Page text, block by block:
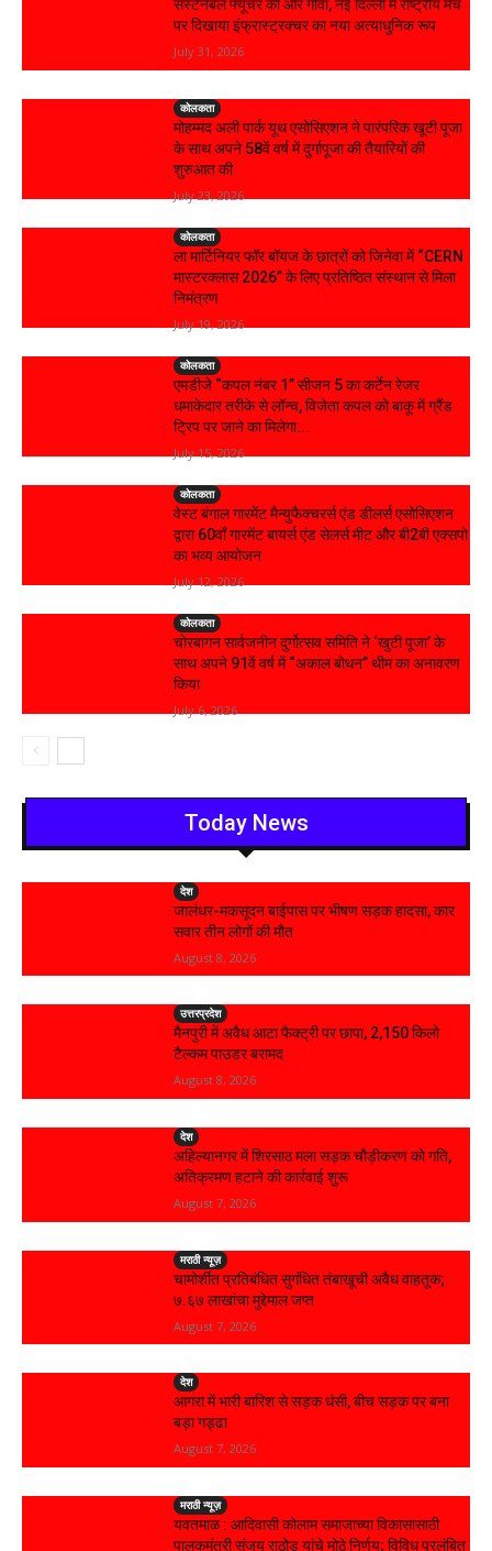
सस्टेनेबल फ्यूचर की ओर गोवा, नई दिल्ली में राष्ट्रीय मंच
पर दिखाया इंफ्रास्ट्रक्चर का नया अत्याधुनिक रूप
July 31, 2026
कोलकता
मोहम्मद अली पार्क यूथ एसोसिएशन ने पारंपरिक खूटी पूजा
के साथ अपने 58वें वर्ष में दुर्गापूजा की तैयारियों की
शुरुआत की
July 23, 2026
कोलकता
ला मार्टिनियर फॉर बॉयज के छात्रों को जिनेवा में “CERN
मास्टरक्लास 2026” के लिए प्रतिष्ठित संस्थान से मिला
निमंत्रण
July 19, 2026
कोलकता
एमडीजे “कपल नंबर 1” सीजन 5 का कर्टेन रेजर
धमाकेदार तरीके से लॉन्च, विजेता कपल को बाकू में ग्रैंड
ट्रिप पर जाने का मिलेगा...
July 15, 2026
कोलकता
वेस्ट बंगाल गारमेंट मैन्युफैक्चरर्स एंड डीलर्स एसोसिएशन
द्वारा 60वाँ गारमेंट बायर्स एंड सेलर्स मीट और बी2बी एक्सपो
का भव्य आयोजन
July 12, 2026
कोलकता
चोरबागन सार्वजनीन दुर्गोत्सव समिति ने ‘खुटी पूजा’ के
साथ अपने 91वें वर्ष में “अकाल बोधन” थीम का अनावरण
किया
July 6, 2026
Today News
देश
जालंधर-मकसूदन बाईपास पर भीषण सड़क हादसा, कार
सवार तीन लोगों की मौत
August 8, 2026
उत्तरप्रदेश
मैनपुरी में अवैध आटा फैक्ट्री पर छापा, 2,150 किलो
टैल्कम पाउडर बरामद
August 8, 2026
देश
अहिल्यानगर में शिरसाठ मला सड़क चौड़ीकरण को गति,
अतिक्रमण हटाने की कार्रवाई शुरू
August 7, 2026
मराठी न्यूज़
चामोर्शीत प्रतिबंधित सुगंधित तंबाखूची अवैध वाहतूक;
₹७.६७ लाखांचा मुद्देमाल जप्त
August 7, 2026
देश
आगरा में भारी बारिश से सड़क धंसी, बीच सड़क पर बना
बड़ा गड्ढा
August 7, 2026
मराठी न्यूज़
यवतमाळ : आदिवासी कोलाम समाजाच्या विकासासाठी
पालकमंत्री संजय राठोड यांचे मोठे निर्णय; विविध प्रलंबित